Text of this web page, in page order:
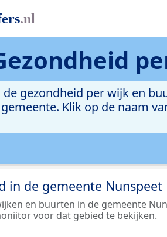
de gezondheid per wijk en
Klik op de naam
in de gemeente Nunspeet
en buurten in de gemeente
voor dat gebied te bekijken.